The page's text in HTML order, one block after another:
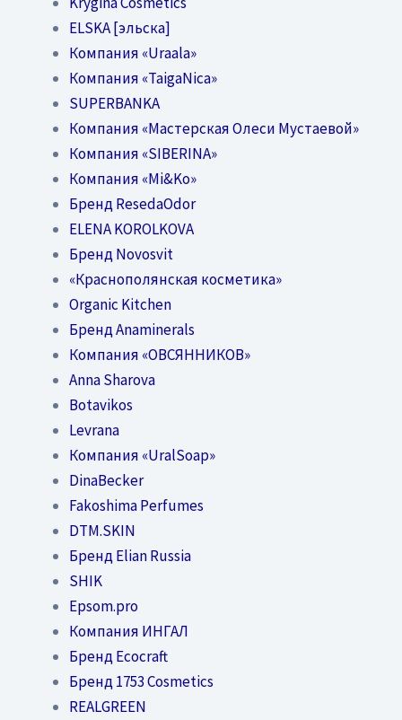
ELSKA [эльска]
Компания «Uraala»
Компания «TaigaNica»
SUPERBANKA
Компания «Мастерская Олеси Мустаевой»
Компания «SIBERINA»
Компания «Mi&Ko»
Бренд ResedaOdor
ELENA KOROLKOVA
Бренд Novosvit
«Краснополянская косметика»
Organic Kitchen
Бренд Anaminerals
Компания «ОВСЯННИКОВ»
Anna Sharova
Botavikos
Levrana
Компания «UralSoap»
DinaBecker
Fakoshima Perfumes
DTM.SKIN
Бренд Elian Russia
SHIK
Epsom.pro
Компания ИНГАЛ
Бренд Ecocraft
Бренд 1753 Cosmetics
REALGREEN